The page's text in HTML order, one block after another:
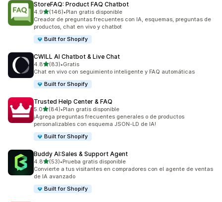
StoreFAQ: Product FAQ Chatbot
4.9de 5 estrellas
(146)
146 reseñas en total
•Plan gratis disponible
Creador de preguntas frecuentes con IA, esquemas, preguntas de
productos, chat en vivo y chatbot
Built for Shopify
CWILL AI Chatbot & Live Chat
4.8de 5 estrellas
(83)
83 reseñas en total
•Gratis
Chat en vivo con seguimiento inteligente y FAQ automáticas
Built for Shopify
Trusted Help Center & FAQ
5.0de 5 estrellas
(84)
84 reseñas en total
•Plan gratis disponible
¡Agrega preguntas frecuentes generales o de productos
personalizables con esquema JSON-LD de IA!
Built for Shopify
Buddy AI:Sales & Support Agent
4.8de 5 estrellas
(53)
53 reseñas en total
•Prueba gratis disponible
Convierte a tus visitantes en compradores con el agente de ventas
de IA avanzado
Built for Shopify